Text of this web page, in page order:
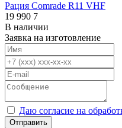
Рация Comrade R11 VHF
19 990 7
В наличии
Заявка на изготовление
Даю согласие на
Отправить